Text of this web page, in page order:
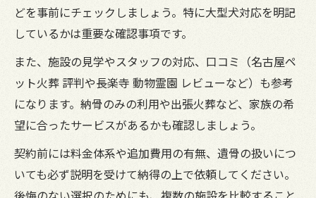
どを事前にチェックしましょう。特に大型犬対応を明記
しているかは重要な確認事項です。
また、施設の見学やスタッフの対応、口コミ（名古屋ペ
ット火葬 評判や長楽寺 動物霊園 レビューなど）も参考
になります。納骨のみの利用や出張火葬など、家族の希
望に合ったサービスがあるかも確認しましょう。
契約前には料金体系や追加費用の有無、遺骨の扱いにつ
いても必ず説明を受けて納得の上で依頼してください。